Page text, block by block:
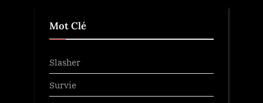
Mot Clé
Slasher
Survie